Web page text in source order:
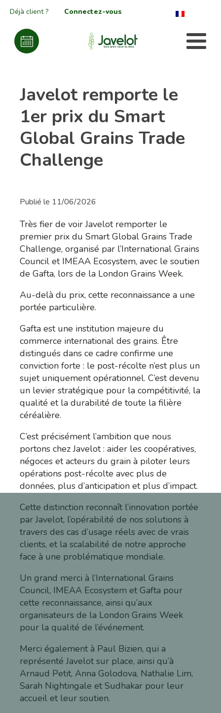
Déjà client ? Connectez-vous
Javelot remporte le
1er prix du Smart
Global Grains Trade
Challenge
Publié le 11/06/2026
Très fier de voir Javelot remporter le
premier prix du Smart Global Grains Trade
Challenge, organisé par l’International Grains
Council et IMEAA Ecosystem, avec le soutien
de Gafta, lors de la London Grains Week.
Au-delà du prix, cette reconnaissance a une
portée particulière.
Gafta est une institution majeure du
commerce international des grains. Être
distingués dans ce cadre confirme une
conviction forte : le post-récolte n’est plus un
sujet uniquement opérationnel. C’est devenu
un levier stratégique pour la compétitivité, la
qualité et la durabilité de toute la filière
céréalière.
C’est précisément l’ambition que nous
portons chez Javelot : aider les coopératives,
négoces et acteurs du grain à piloter leurs
opérations post-récolte avec plus de
données, plus d’anticipation et plus d’impact.
Cette distinction reconnaît l’innovation portée
par Javelot, l’opérabilité de nos solutions à
travers des cas d’usage réels avec de vrais
clients, et la scalabilité de notre approche
face à une problématique mondiale.
Un grand merci à l’International Grains
Council, IMEAA Ecosystem et Gafta pour
cette reconnaissance, ainsi qu’aux
organisateurs de la London Grains Week
pour la qualité de l’événement.
Merci également à Paul Bizien, qui a
représenté Javelot sur place, ainsi qu’à
Arnaud Petit, Anna Golodova, Nathalie Lim,
Sarah Nightingale et Sudhakar pour leur
accueil et leur soutien.